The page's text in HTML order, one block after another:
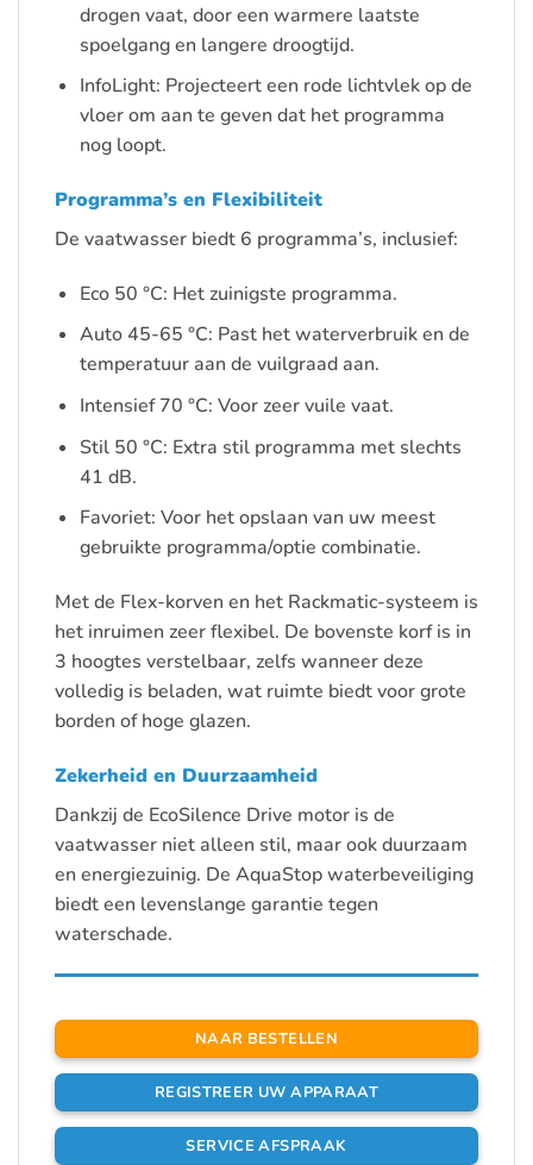
drogen vaat, door een warmere laatste
spoelgang en langere droogtijd.
InfoLight: Projecteert een rode lichtvlek op de
vloer om aan te geven dat het programma
nog loopt.
Programma’s en Flexibiliteit
De vaatwasser biedt 6 programma’s, inclusief:
Eco 50 °C: Het zuinigste programma.
Auto 45-65 °C: Past het waterverbruik en de
temperatuur aan de vuilgraad aan.
Intensief 70 °C: Voor zeer vuile vaat.
Stil 50 °C: Extra stil programma met slechts
41 dB.
Favoriet: Voor het opslaan van uw meest
gebruikte programma/optie combinatie.
Met de Flex-korven en het Rackmatic-systeem is
het inruimen zeer flexibel. De bovenste korf is in
3 hoogtes verstelbaar, zelfs wanneer deze
volledig is beladen, wat ruimte biedt voor grote
borden of hoge glazen.
Zekerheid en Duurzaamheid
Dankzij de EcoSilence Drive motor is de
vaatwasser niet alleen stil, maar ook duurzaam
en energiezuinig. De AquaStop waterbeveiliging
biedt een levenslange garantie tegen
waterschade.
NAAR BESTELLEN
REGISTREER UW APPARAAT
SERVICE AFSPRAAK